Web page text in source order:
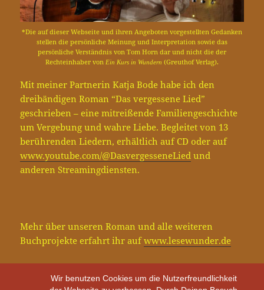
Wir benutzen Cookies um die Nutzerfreundlichkeit
*Die auf dieser Webseite und ihren Angeboten vorgestellten Gedanken
stellen die persönliche Meinung und Interpretation sowie das
persönliche Verständnis von Tom Horn dar und nicht die der
Rechteinhaber von Ein Kurs in Wundern (Greuthof Verlag).
Mit meiner Partnerin Katja Bode habe ich den
dreibändigen Roman “Das vergessene Lied”
geschrieben – eine mitreißende Familiengeschichte
um Vergebung und wahre Liebe. Begleitet von 13
berührenden Liedern, erhältlich auf CD oder auf
www.youtube.com/@DasvergesseneLied und
anderen Streamingdiensten.
Mehr über unseren Roman und alle weiteren
Buchprojekte erfahrt ihr aufwww.lesewunder.de